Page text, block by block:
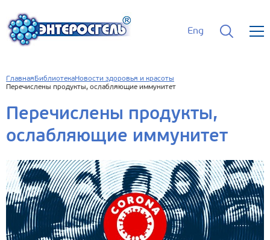
Eng
Главная БиблиотекаНовости здоровья и красоты
Перечислены продукты, ослабляющие иммунитет
Перечислены продукты,
ослабляющие иммунитет